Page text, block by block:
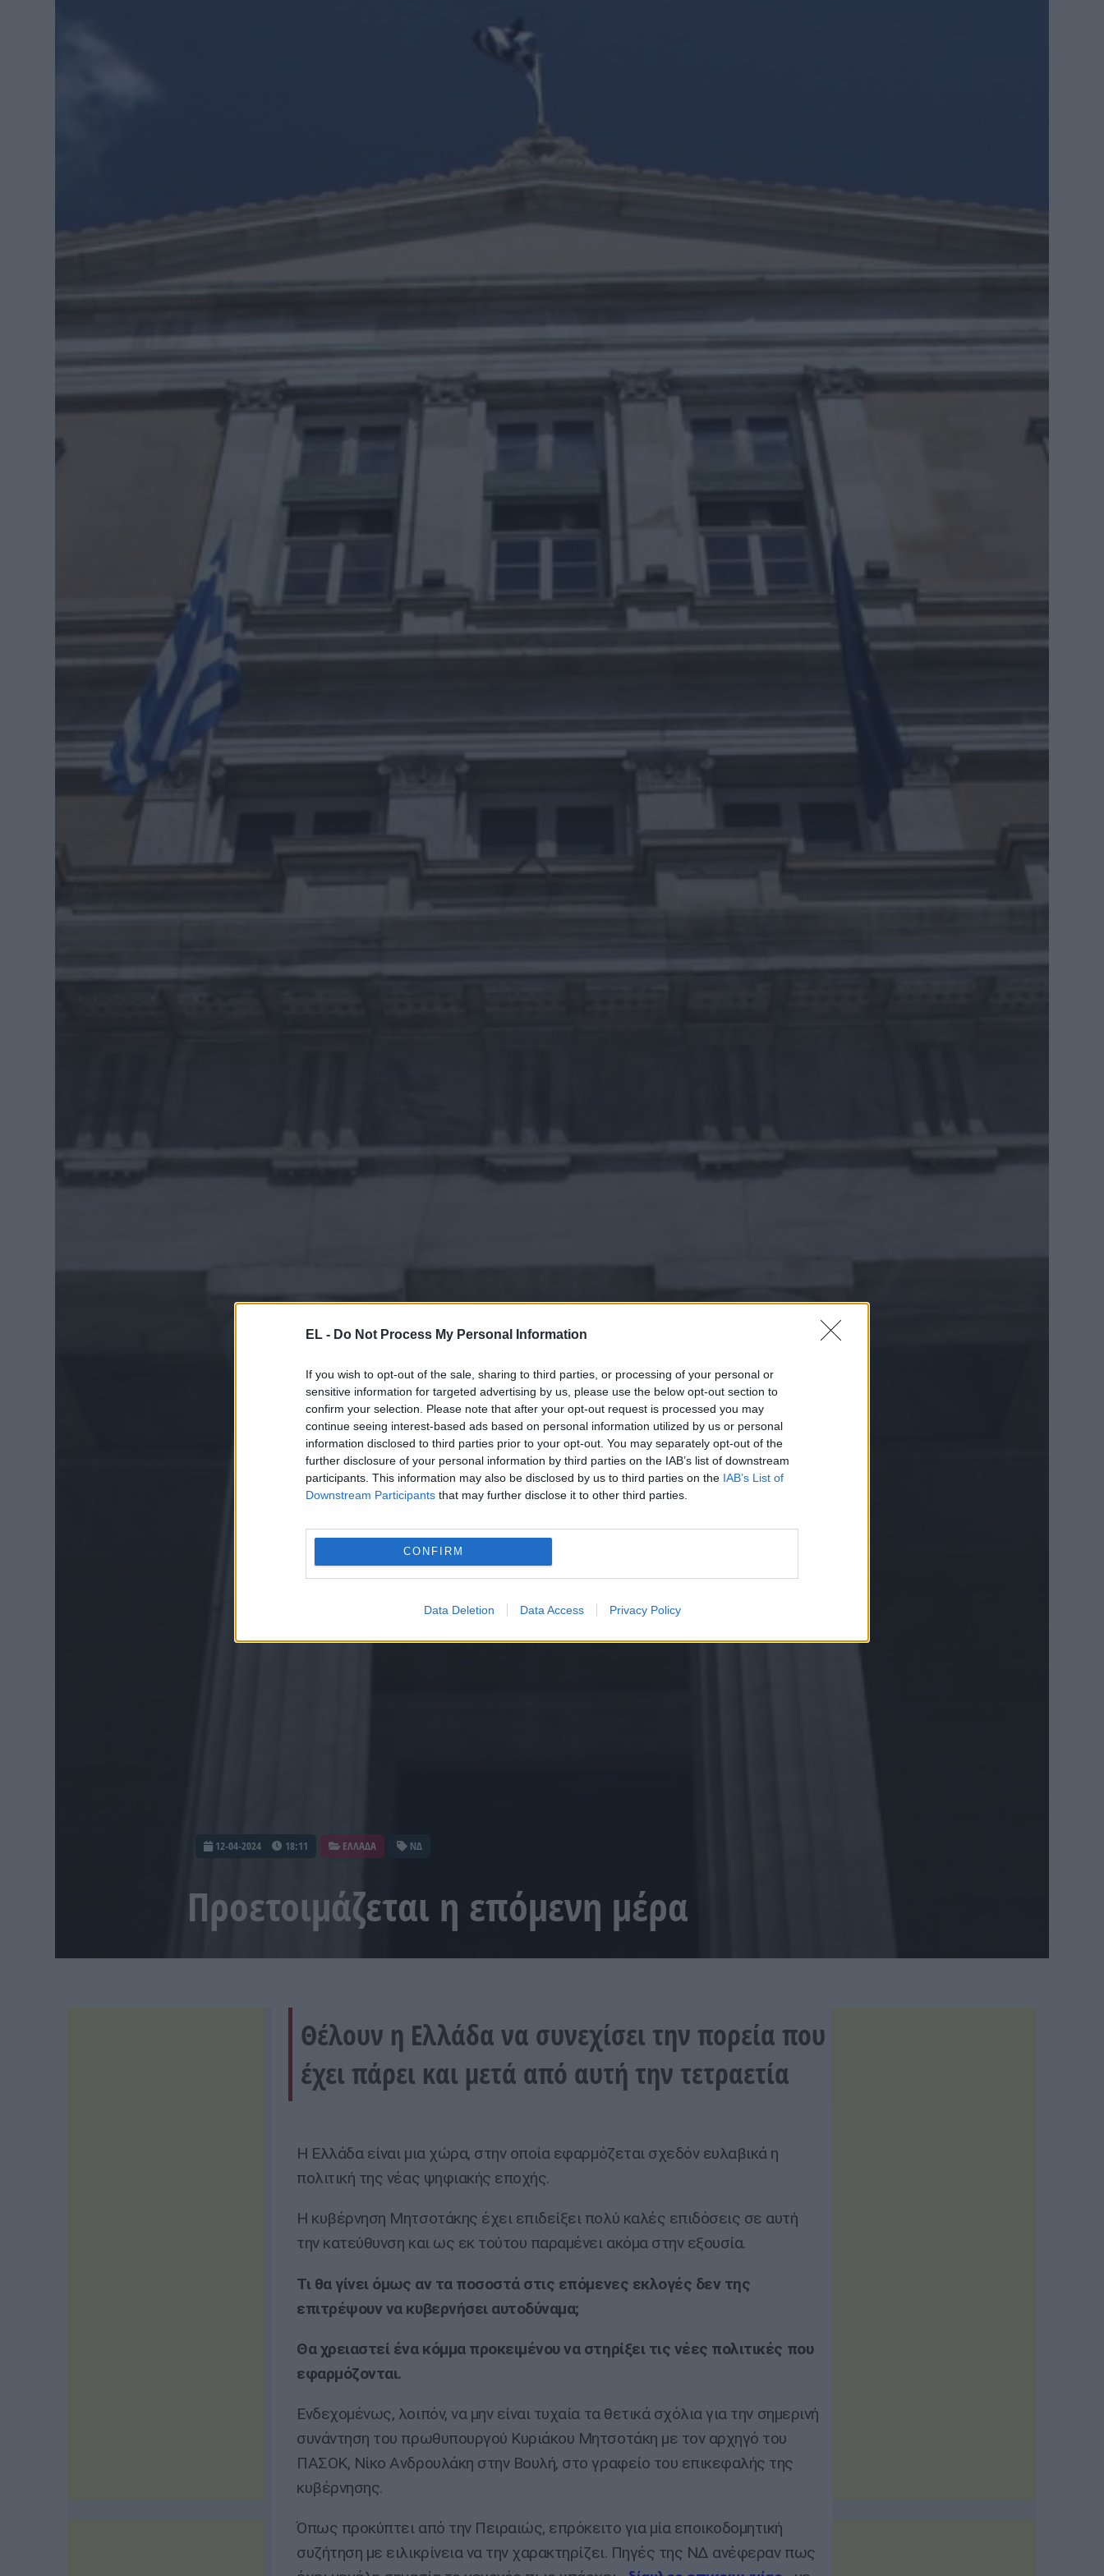
EL - Do Not Process My Personal Information
If you wish to opt-out of the sale, sharing to third parties, or processing of your personal or
sensitive information for targeted advertising by us, please use the below opt-out section to
confirm your selection. Please note that after your opt-out request is processed you may
continue seeing interest-based ads based on personal information utilized by us or personal
information disclosed to third parties prior to your opt-out. You may separately opt-out of the
further disclosure of your personal information by third parties on the IAB’s list of downstream
participants. This information may also be disclosed by us to third parties on the IAB’s List of
Downstream Participants that may further disclose it to other third parties.
CONFIRM
Data Deletion Data Access Privacy Policy
12-04-2024 18:11 ΕΛΛΑΔΑ ΝΔ
Προετοιμάζεται η επόμενη μέρα
Θέλουν η Ελλάδα να συνεχίσει την πορεία που
έχει πάρει και μετά από αυτή την τετραετία
Η Ελλάδα είναι μια χώρα, στην οποία εφαρμόζεται σχεδόν ευλαβικά η
πολιτική της νέας ψηφιακής εποχής.
Η κυβέρνηση Μητσοτάκης έχει επιδείξει πολύ καλές επιδόσεις σε αυτή
την κατεύθυνση και ως εκ τούτου παραμένει ακόμα στην εξουσία.
Τι θα γίνει όμως αν τα ποσοστά στις επόμενες εκλογές δεν της
επιτρέψουν να κυβερνήσει αυτοδύναμα;
Θα χρειαστεί ένα κόμμα προκειμένου να στηρίξει τις νέες πολιτικές που
εφαρμόζονται.
Ενδεχομένως, λοιπόν, να μην είναι τυχαία τα θετικά σχόλια για την σημερινή
συνάντηση του πρωθυπουργού Κυριάκου Μητσοτάκη με τον αρχηγό του
ΠΑΣΟΚ, Νίκο Ανδρουλάκη στην Βουλή, στο γραφείο του επικεφαλής της
κυβέρνησης.
Όπως προκύπτει από την Πειραιώς, επρόκειτο για μία εποικοδομητική
συζήτηση με ειλικρίνεια να την χαρακτηρίζει. Πηγές της ΝΔ ανέφεραν πως